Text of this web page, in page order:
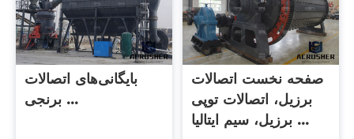
بایگانی‌های اتصالات
برنجی ...
صفحه نخست اتصالات
برزیل، اتصالات توپی
برزیل، سیم ایتالیا ...